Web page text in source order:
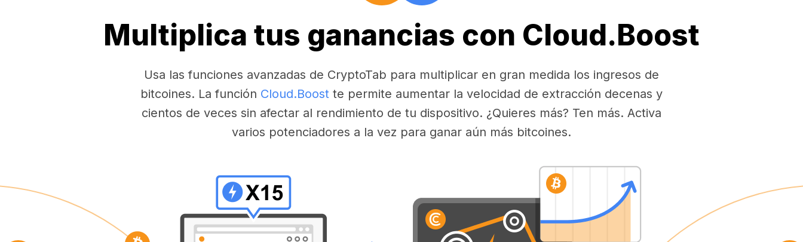
Multiplica tus ganancias con Cloud.Boost
Usa las funciones avanzadas de CryptoTab para multiplicar en gran medida los ingresos de
bitcoines. La función Cloud.Boost te permite aumentar la velocidad de extracción decenas y
cientos de veces sin afectar al rendimiento de tu dispositivo. ¿Quieres más? Ten más. Activa
varios potenciadores a la vez para ganar aún más bitcoines.